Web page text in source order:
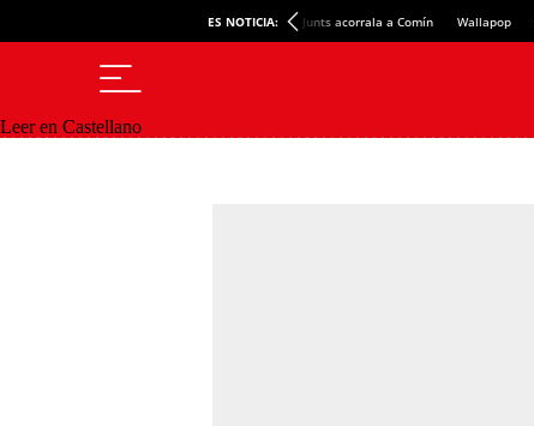
ES NOTICIA: Junts acorrala a Comín Wallapop
Leer en Castellano